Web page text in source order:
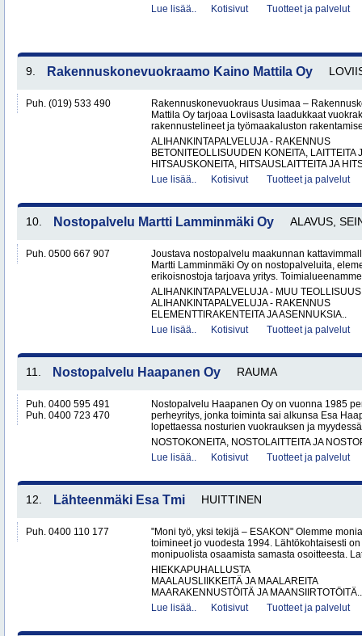
Lue lisää..
Kotisivut Tuotteet ja palvelut
9. Rakennuskonevuokraamo Kaino Mattila Oy
Puh. (019) 533 490
Rakennuskonevuokraus Uusimaa –
Mattila Oy tarjoaa Loviisasta laadukkaat
rakennustelineet ja työmaakaluston
ALIHANKINTAPALVELUJA - RAKENNUS
BETONITEOLLISUUDEN KONEITA, LAITTEITA
HITSAUSKONEITA, HITSAUSLAITTEITA JA
Lue lisää..
Kotisivut Tuotteet ja palvelut
10. Nostopalvelu Martti Lamminmäki Oy ALAVUS,
Puh. 0500 667 907
Joustava nostopalvelu maakunnan
Martti Lamminmäki Oy on nostopalveluita,
erikoisnostoja tarjoava yritys.
ALIHANKINTAPALVELUJA - MUU TEOLLISUUS
ALIHANKINTAPALVELUJA - RAKENNUS
ELEMENTTIRAKENTEITA JA ASENNUKSIA..
Lue lisää..
Kotisivut Tuotteet ja palvelut
11. Nostopalvelu Haapanen Oy RAUMA
Puh. 0400 595 491
Puh. 0400 723 470
Nostopalvelu Haapanen Oy on vuonna 1985
perheyritys, jonka toiminta sai alkunsa Esa
lopettaessa nosturien vuokrauksen ja
NOSTOKONEITA, NOSTOLAITTEITA JA
Lue lisää..
Kotisivut Tuotteet ja palvelut
12. Lähteenmäki Esa Tmi HUITTINEN
Puh. 0400 110 177
"Moni työ, yksi tekijä – ESAKON" Olemme
toimineet jo vuodesta 1994. Lähtökohtaisesti
monipuolista osaamista samasta osoitteesta.
HIEKKAPUHALLUSTA
MAALAUSLIIKKEITÄ JA MAALAREITA
MAARAKENNUSTÖITÄ JA MAANSIIRTOTÖITÄ..
Lue lisää..
Kotisivut Tuotteet ja palvelut